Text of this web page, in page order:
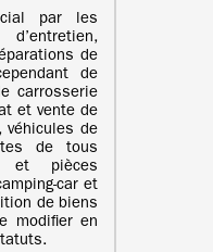
par les
de
de
carrosserie
et vente de
véhicules de
de tous
et pièces
car et
de biens
modifier en